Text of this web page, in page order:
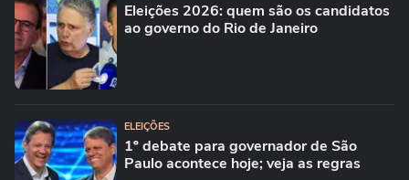
Eleições 2026: quem são os candidatos
ao governo do Rio de Janeiro
ELEIÇÕES
1º debate para governador de São
Paulo acontece hoje; veja as regras